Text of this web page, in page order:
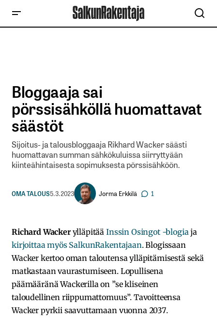
Bloggaaja sai
pörssisähköllä huomattavat
säästöt
Sijoitus- ja talousbloggaaja Rikhard Wacker säästi
huomattavan summan sähkökuluissa siirryttyään
kiinteähintaisesta sopimuksesta pörssisähköön.
OMA TALOUS5.3.2023 Jorma Erkkilä 1
Richard WackerylläpitääInssin Osingot -blogia ja
kirjoittaa myös SalkunRakentajaan. Blogissaan
Wacker kertoo oman taloutensa ylläpitämisestä sekä
matkastaan vaurastumiseen. Lopullisena
päämääränä Wackerilla on ”se kliseinen
taloudellinen riippumattomuus”. Tavoitteensa
Wacker pyrkii saavuttamaan vuonna 2037.